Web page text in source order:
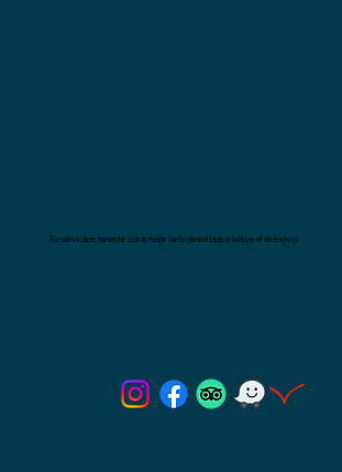
Reserva directamente con la mejor tarifa garantizada e incluye el desayuno.